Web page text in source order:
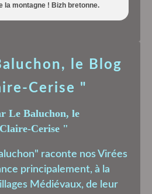
la montagne ! Bizh bretonne.
le Blog
Cerise "
raconte nos Virées
principalement, à la
Médiévaux, de leur